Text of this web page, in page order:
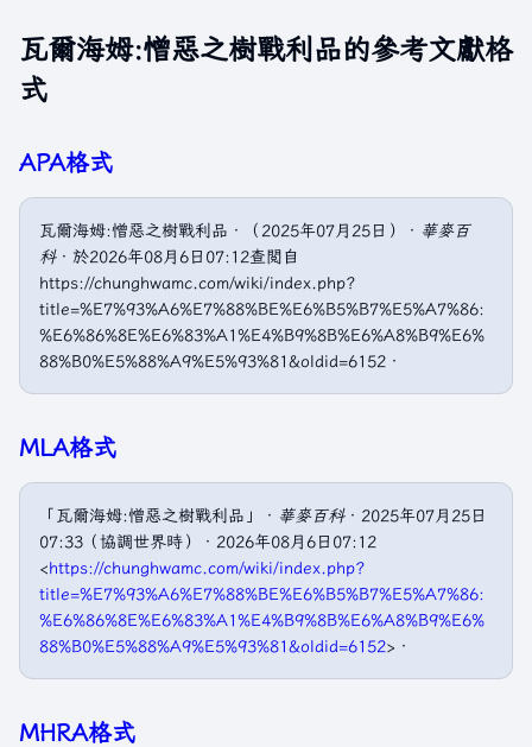
瓦爾海姆:憎惡之樹戰利品的參考文獻格
式
APA格式
瓦爾海姆:憎惡之樹戰利品．（2025年07月25日）． 華麥百
科．於2026年08月6日07:12查閲自
https://chunghwamc.com/wiki/index.php?
title=%E7%93%A6%E7%88%BE%E6%B5%B7%E5%A7%86:
%E6%86%8E%E6%83%A1%E4%B9%8B%E6%A8%B9%E6%
88%B0%E5%88%A9%E5%93%81&oldid=6152．
MLA格式
「瓦爾海姆:憎惡之樹戰利品」． 華麥百科．2025年07月25日
07:33（協調世界時）．2026年08月6日07:12
<https://chunghwamc.com/wiki/index.php?
title=%E7%93%A6%E7%88%BE%E6%B5%B7%E5%A7%86:
%E6%86%8E%E6%83%A1%E4%B9%8B%E6%A8%B9%E6%
88%B0%E5%88%A9%E5%93%81&oldid=6152>．
MHRA格式